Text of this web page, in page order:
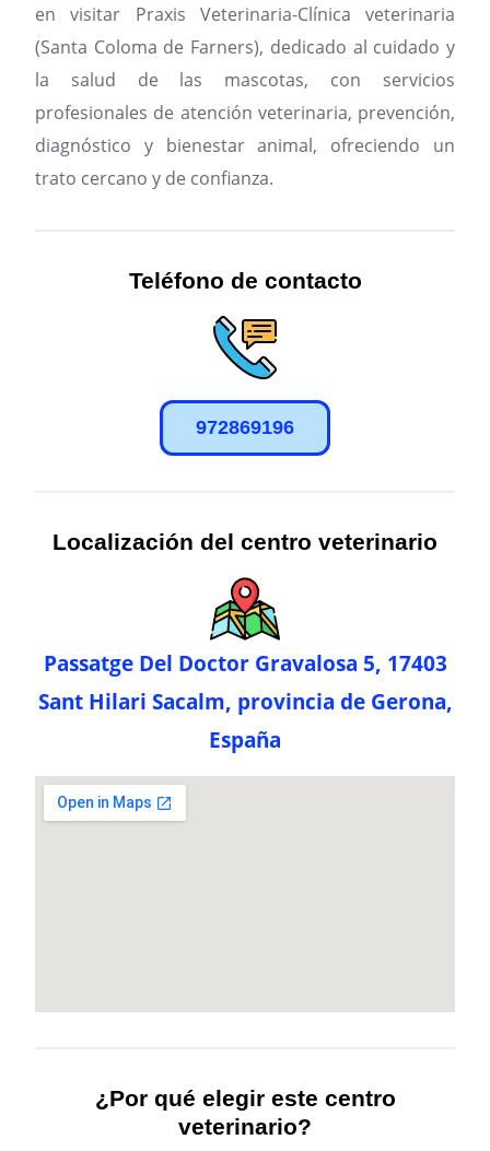
en visitar Praxis Veterinaria-Clínica veterinaria
(Santa Coloma de Farners), dedicado al cuidado y
la salud de las mascotas, con servicios
profesionales de atención veterinaria, prevención,
diagnóstico y bienestar animal, ofreciendo un
trato cercano y de confianza.
Teléfono de contacto
972869196
Localización del centro veterinario
Passatge Del Doctor Gravalosa 5, 17403
Sant Hilari Sacalm, provincia de Gerona,
España
¿Por qué elegir este centro
veterinario?